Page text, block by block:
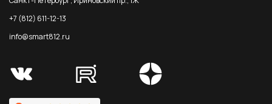
+7 (812) 611-12-13
info@smart812.ru